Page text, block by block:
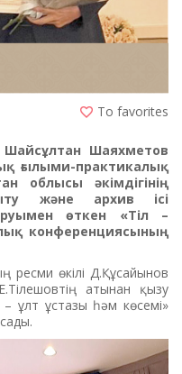
To favorites
Шаяхметов
ғылыми-практикалық
облысы әкімдігінің
және архив ісі
өткен «Тіл –
конференциясының
ресми өкілі Д.Құсайынов
атынан қызу
ұлт ұстазы һәм көсемі»